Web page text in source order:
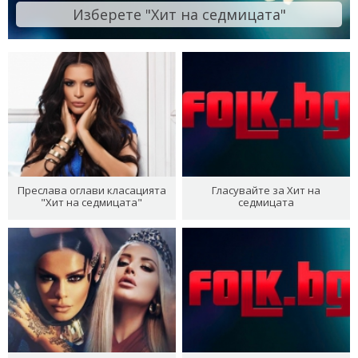
Изберете "Хит на седмицата"
Преслава оглави класацията
"Хит на седмицата"
Гласувайте за Хит на
седмицата